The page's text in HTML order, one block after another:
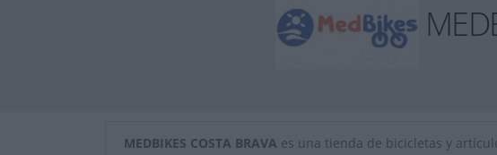
MEDBIKES COSTA BRAVA es una tienda de bicicletas y